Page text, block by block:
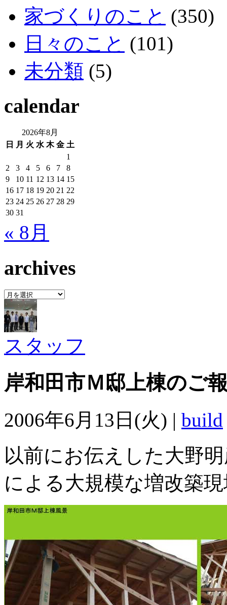
家づくりのこと (350)
日々のこと (101)
未分類 (5)
calendar
2026年8月
日
月 火 水 木 金 土
1
2
3 4 5 6 7
8
9
10 11 12 13 14 15
16 17 18 19 20 21 22
23 24 25 26 27 28 29
30 31
« 8月
archives
archives
スタッフ
岸和田市Ｍ邸上棟のご
2006年6月13日(火) | build
以前にお伝えした大野
による大規模な増改築